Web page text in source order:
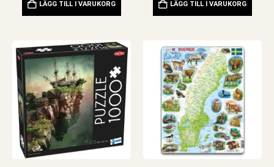
LÄGG TILL I VARUKORG LÄGG TILL I VARUKORG